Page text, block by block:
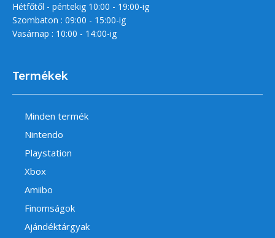
Hétfőtől - péntekig 10:00 - 19:00-ig
Szombaton : 09:00 - 15:00-ig
Vasárnap : 10:00 - 14:00-ig
Termékek
Minden termék
Nintendo
Playstation
Xbox
Amiibo
Finomságok
Ajándéktárgyak